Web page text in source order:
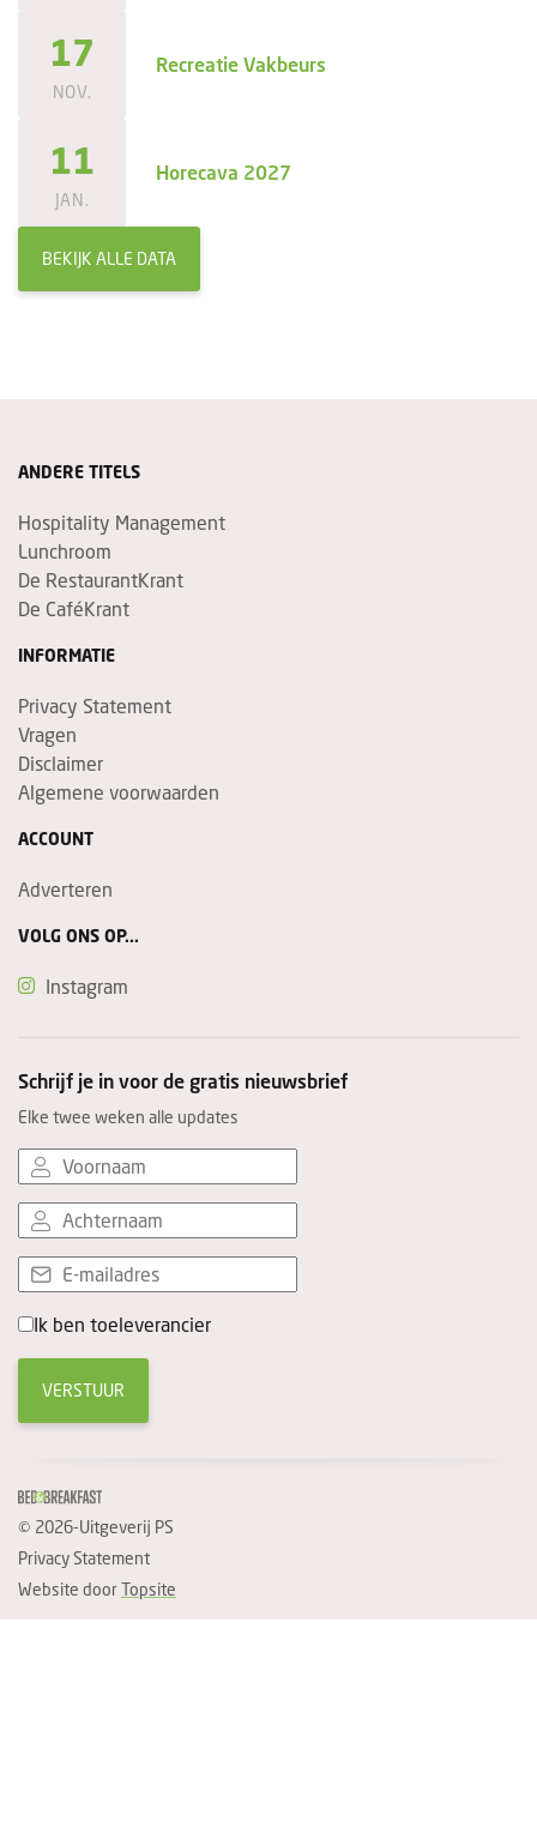
17
NOV.
Recreatie Vakbeurs
11
JAN.
Horecava 2027
BEKIJK ALLE DATA
ANDERE TITELS
Hospitality Management
Lunchroom
De RestaurantKrant
De CaféKrant
INFORMATIE
Privacy Statement
Vragen
Disclaimer
Algemene voorwaarden
ACCOUNT
Adverteren
VOLG ONS OP...
Instagram
Schrijf je in voor de gratis nieuwsbrief
Elke twee weken alle updates
Ik ben toeleverancier
VERSTUUR
© 2026-Uitgeverij PS
Privacy Statement
Website doorTopsite